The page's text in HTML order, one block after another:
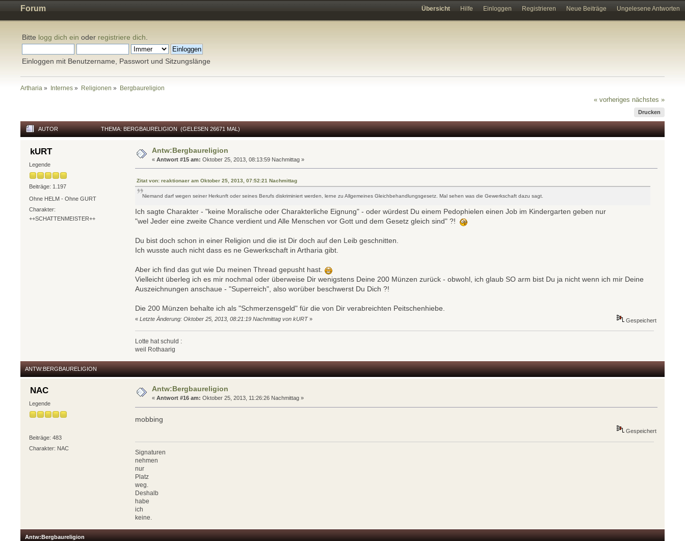
Forum Übersicht Hilfe Einloggen Registrieren Neue Beiträge Ungelesene Antworten
Bitte logg dich ein oder registriere dich
Einloggen mit Benutzername, Passwort und Sitzungslänge
Artharia » Internes » Religionen » Bergbaureligion
« vorheriges nächstes »
Drucken
AUTOR THEMA: BERGBAURELIGION (GELESEN 26671 MAL)
kURT
Legende
Beiträge: 1.197
Ohne HELM - Ohne GURT
Charakter:
++SCHATTENMEISTER++
Antw:Bergbaureligion
«Antwort #15 am: Oktober 25, 2013, 08:13:59 Nachmittag »
Zitat von: reaktionaer am Oktober 25, 2013, 07:52:21 Nachmittag
Niemand darf wegen seiner Herkunft oder seines Berufs diskriminiert werden, lerne zu Allgemeines Gleichbehandlungsgesetz. Mal sehen was die Gewerkschaft dazu sagt.
Ich sagte Charakter - "keine Moralische oder Charakterliche Eignung" - oder würdest Du einem Pedophielen einen Job im Kindergarten geben nur
"wel Jeder eine zweite Chance verdient und Alle Menschen vor Gott und dem Gesetz gleich sind" ?!
Du bist doch schon in einer Religion und die ist Dir doch auf den Leib geschnitten.
Ich wusste auch nicht dass es ne Gewerkschaft in Artharia gibt.
Aber ich find das gut wie Du meinen Thread gepusht hast.
Vielleicht überleg ich es mir nochmal oder überweise Dir wenigstens Deine 200 Münzen zurück - obwohl, ich glaub SO arm bist Du ja nicht wenn ich mir Deine
Auszeichnungen anschaue - "Superreich", also worüber beschwerst Du Dich ?!
Die 200 Münzen behalte ich als "Schmerzensgeld" für die von Dir verabreichten Peitschenhiebe.
«Letzte Änderung: Oktober 25, 2013, 08:21:19 Nachmittag von kURT» Gespeichert
Lotte hat schuld :
weil Rothaarig
ANTW:BERGBAURELIGION
NAC
Legende
Beiträge: 483
Charakter: NAC
Antw:Bergbaureligion
«Antwort #16 am: Oktober 25, 2013, 11:26:26 Nachmittag »
mobbing
Gespeichert
Signaturen
nehmen
nur
Platz
weg.
Deshalb
habe
ich
keine.
Antw:Bergbaureligion